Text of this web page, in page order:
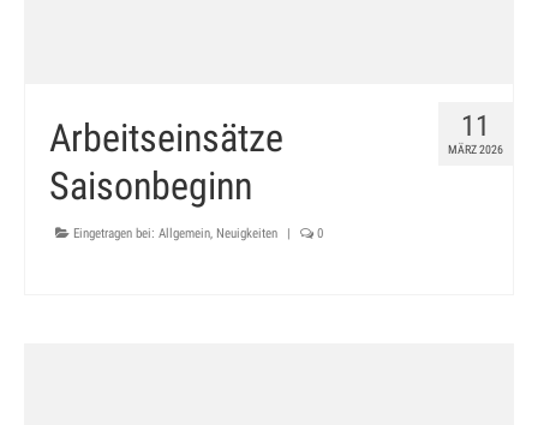
11
MÄRZ 2026
Arbeitseinsätze
Saisonbeginn
Eingetragen bei: Allgemein, Neuigkeiten | 0